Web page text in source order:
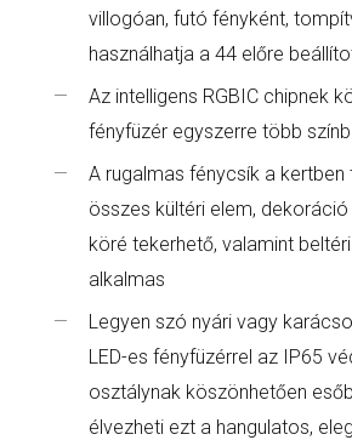
villogóan, futó fényként,
használhatja a 44 előre
Az intelligens RGBIC chipnek
fényfüzér egyszerre több
A rugalmas fénycsík a kertben
összes kültéri elem,
köré tekerhető, valamint
alkalmas
Legyen szó nyári vagy
LED-es fényfüzérrel az IP65
osztálynak köszönhetően
élvezheti ezt a hangulatos,